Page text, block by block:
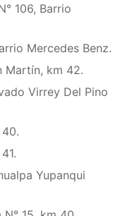
106, Barrio
Mercedes Benz.
Martín, km 42.
Virrey Del Pino
Yupanqui